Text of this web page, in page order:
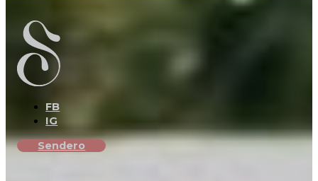
FB
IG
Sendero